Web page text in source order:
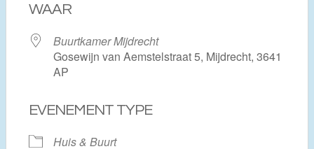
WAAR
Buurtkamer Mijdrecht
Gosewijn van Aemstelstraat 5, Mijdrecht, 3641
AP
EVENEMENT TYPE
Huis & Buurt